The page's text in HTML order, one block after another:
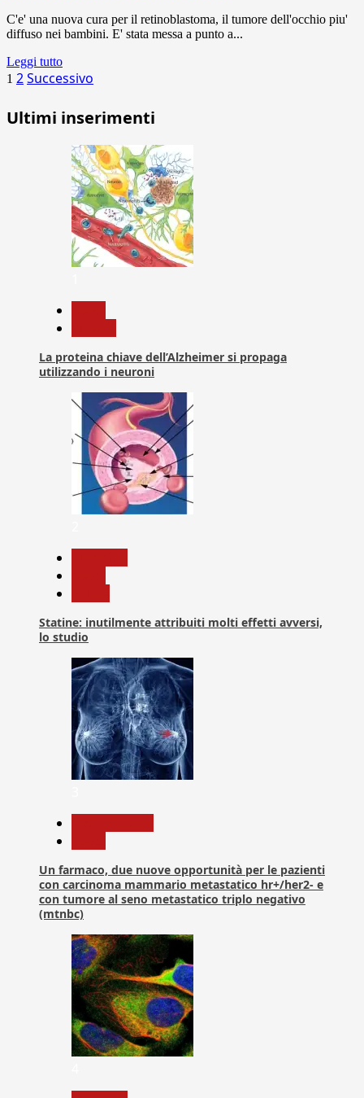
C'e' una nuova cura per il retinoblastoma, il tumore dell'occhio piu'
diffuso nei bambini. E' stata messa a punto a...
Leggi tutto
Paginazione
degli
articoli
1 2Successivo
Ultimi inserimenti
La proteina chiave dell’Alzheimer si propaga
utilizzando i neuroni
Statine: inutilmente attribuiti molti effetti avversi,
lo studio
Un farmaco, due nuove opportunità per le pazienti
con carcinoma mammario metastatico hr+/her2- e
con tumore al seno metastatico triplo negativo
(mtnbc)